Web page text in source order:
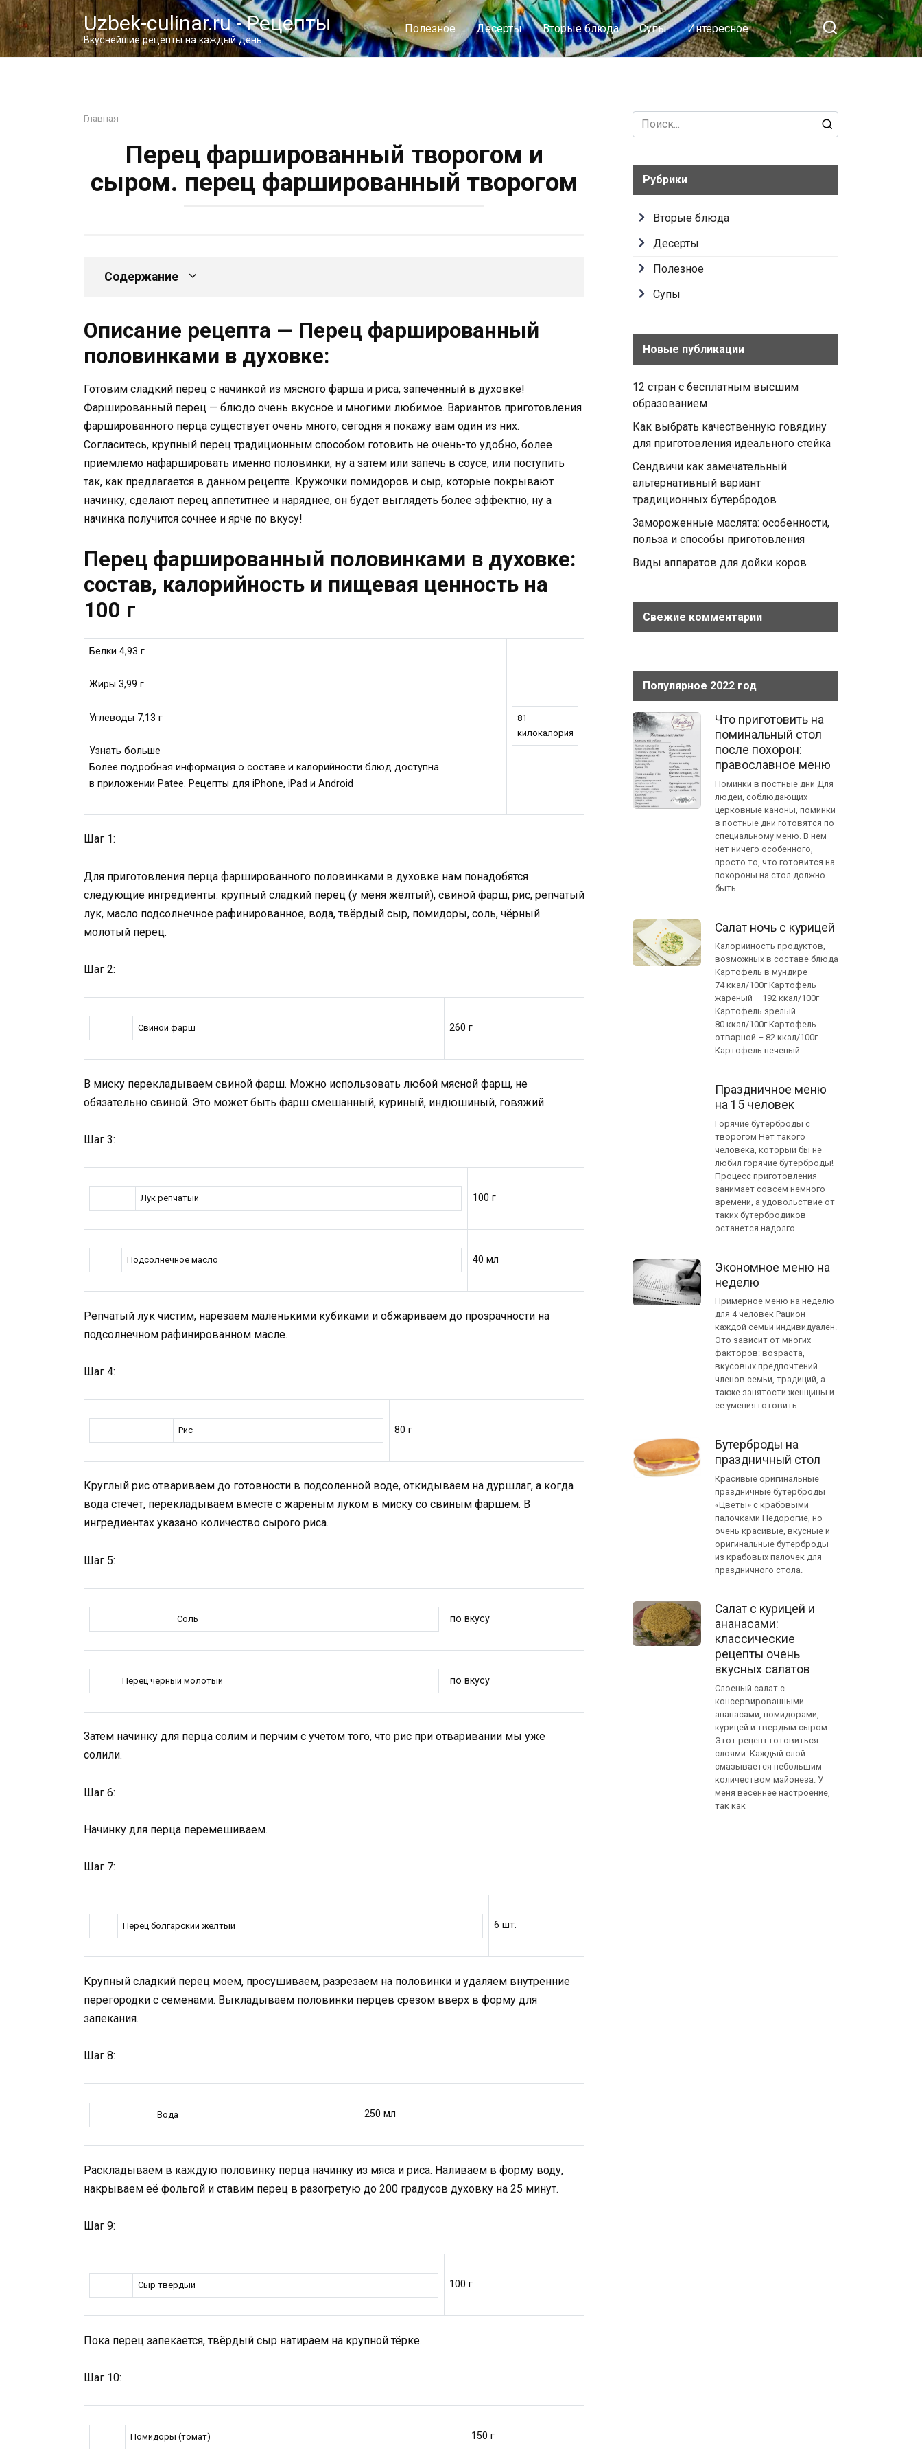
Перейти
к
контенту
Uzbek-culinar.ru - Рецепты
Вкуснейшие рецепты на каждый день
Полезное Десерты Вторые блюда Супы Интересное
Главная
Перец фаршированный творогом и
сыром. перец фаршированный творогом
Содержание
Описание рецепта — Перец фаршированный
половинками в духовке:
Готовим сладкий перец с начинкой из мясного фарша и риса, запечённый в духовке!
Фаршированный перец — блюдо очень вкусное и многими любимое. Вариантов приготовления
фаршированного перца существует очень много, сегодня я покажу вам один из них.
Согласитесь, крупный перец традиционным способом готовить не очень-то удобно, более
приемлемо нафаршировать именно половинки, ну а затем или запечь в соусе, или поступить
так, как предлагается в данном рецепте. Кружочки помидоров и сыр, которые покрывают
начинку, сделают перец аппетитнее и наряднее, он будет выглядеть более эффектно, ну а
начинка получится сочнее и ярче по вкусу!
Перец фаршированный половинками в духовке:
состав, калорийность и пищевая ценность на
100 г
Белки 4,93 г
Жиры 3,99 г
Углеводы 7,13 г
Узнать больше
Более подробная информация о составе и калорийности блюд доступна
в приложении Patee. Рецепты для iPhone, iPad и Android
81
килокалория
Шаг 1:
Для приготовления перца фаршированного половинками в духовке нам понадобятся
следующие ингредиенты: крупный сладкий перец (у меня жёлтый), свиной фарш, рис, репчатый
лук, масло подсолнечное рафинированное, вода, твёрдый сыр, помидоры, соль, чёрный
молотый перец.
Шаг 2:
Свиной фарш 260 г
В миску перекладываем свиной фарш. Можно использовать любой мясной фарш, не
обязательно свиной. Это может быть фарш смешанный, куриный, индюшиный, говяжий.
Шаг 3:
Лук репчатый 100 г
Подсолнечное масло 40 мл
Репчатый лук чистим, нарезаем маленькими кубиками и обжариваем до прозрачности на
подсолнечном рафинированном масле.
Шаг 4:
Рис 80 г
Круглый рис отвариваем до готовности в подсоленной воде, откидываем на дуршлаг, а когда
вода стечёт, перекладываем вместе с жареным луком в миску со свиным фаршем. В
ингредиентах указано количество сырого риса.
Шаг 5:
Соль по вкусу
Перец черный молотый по вкусу
Затем начинку для перца солим и перчим с учётом того, что рис при отваривании мы уже
солили.
Шаг 6:
Начинку для перца перемешиваем.
Шаг 7:
Перец болгарский желтый 6 шт.
Крупный сладкий перец моем, просушиваем, разрезаем на половинки и удаляем внутренние
перегородки с семенами. Выкладываем половинки перцев срезом вверх в форму для
запекания.
Шаг 8:
Вода 250 мл
Раскладываем в каждую половинку перца начинку из мяса и риса. Наливаем в форму воду,
накрываем её фольгой и ставим перец в разогретую до 200 градусов духовку на 25 минут.
Шаг 9:
Сыр твердый 100 г
Пока перец запекается, твёрдый сыр натираем на крупной тёрке.
Шаг 10:
Помидоры (томат) 150 г
Search
for:
Рубрики
Вторые блюда
Десерты
Полезное
Супы
Новые публикации
12 стран с бесплатным высшим
образованием
Как выбрать качественную говядину
для приготовления идеального стейка
Сендвичи как замечательный
альтернативный вариант
традиционных бутербродов
Замороженные маслята: особенности,
польза и способы приготовления
Виды аппаратов для дойки коров
Свежие комментарии
Популярное 2022 год
Что приготовить на
поминальный стол
после похорон:
православное меню
Поминки в постные дни Для
людей, соблюдающих
церковные каноны, поминки
в постные дни готовятся по
специальному меню. В нем
нет ничего особенного,
просто то, что готовится на
похороны на стол должно
быть
Салат ночь с курицей
Калорийность продуктов,
возможных в составе блюда
Картофель в мундире –
74 ккал/100г Картофель
жареный – 192 ккал/100г
Картофель зрелый –
80 ккал/100г Картофель
отварной – 82 ккал/100г
Картофель печеный
Праздничное меню
на 15 человек
Горячие бутерброды с
творогом Нет такого
человека, который бы не
любил горячие бутерброды!
Процесс приготовления
занимает совсем немного
времени, а удовольствие от
таких бутербродиков
останется надолго.
Экономное меню на
неделю
Примерное меню на неделю
для 4 человек Рацион
каждой семьи индивидуален.
Это зависит от многих
факторов: возраста,
вкусовых предпочтений
членов семьи, традиций, а
также занятости женщины и
ее умения готовить.
Бутерброды на
праздничный стол
Красивые оригинальные
праздничные бутерброды
«Цветы» с крабовыми
палочками Недорогие, но
очень красивые, вкусные и
оригинальные бутерброды
из крабовых палочек для
праздничного стола.
Салат с курицей и
ананасами:
классические
рецепты очень
вкусных салатов
Слоеный салат с
консервированными
ананасами, помидорами,
курицей и твердым сыром
Этот рецепт готовиться
слоями. Каждый слой
смазывается небольшим
количеством майонеза. У
меня весеннее настроение,
так как